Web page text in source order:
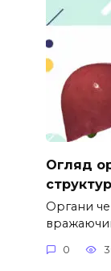
Огляд
Органи
0